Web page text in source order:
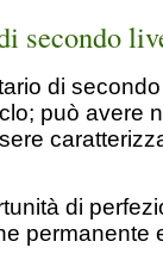
secondo
di
può avere
di
permanente